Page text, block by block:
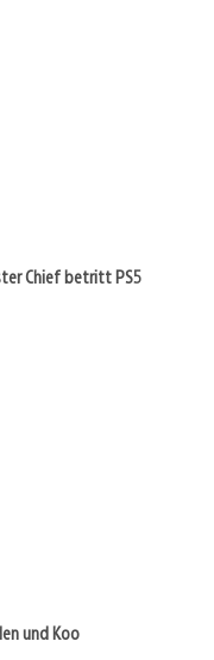
Chief betritt PS5
und Koo